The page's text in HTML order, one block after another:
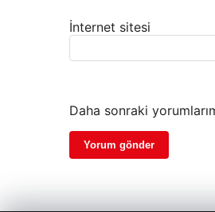
İnternet sitesi
Daha sonraki